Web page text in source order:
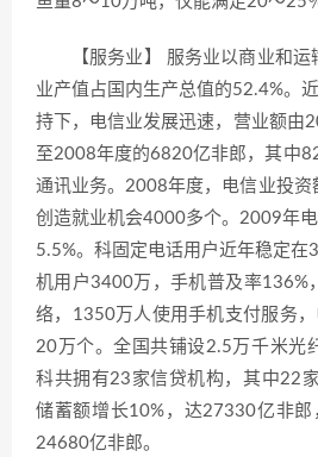
【服务业】 服务业以商业和
业产值占国内生产总值的52.4%。
持下，电信业发展迅速，营业额由
至2008年度的6820亿非郎，其中
通讯业务。2008年度，电信业投
创造就业机会4000多个。2009年
5.5%。科固定电话用户近年稳定
机用户3400万，手机普及率136%
络，1350万人使用手机支付服务
20万个。全国共铺设2.5万千米光
科共拥有23家信贷机构，其中22
储蓄额增长10%，达27330亿非郎
24680亿非郎。